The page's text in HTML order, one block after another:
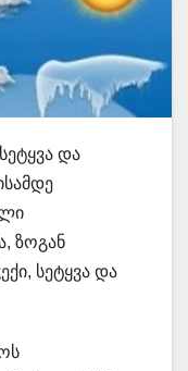
და
ზოგან
სეტყვა და